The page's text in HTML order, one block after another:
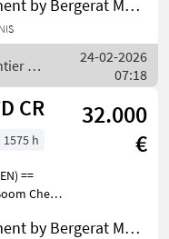
Piece
Bucket
- Two
Used Equipment by Bergerat Monnoyeur
/
24-02-2026
07:18
CR
32.000
€
1575 h
==
Check
Type -
Used Equipment by Bergerat Monnoyeur